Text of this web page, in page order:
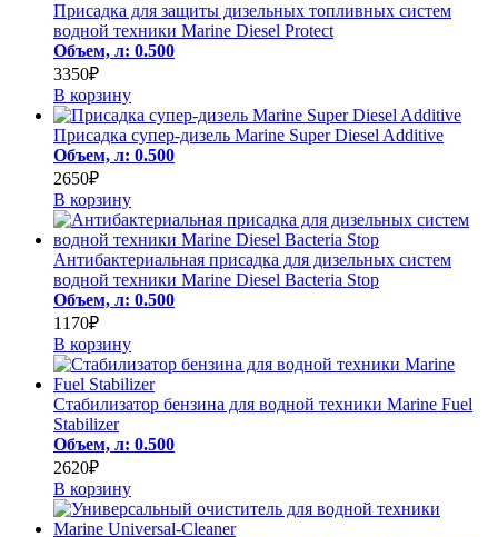
Присадка для защиты дизельных топливных систем
водной техники Marine Diesel Protect
Объем, л: 0.500
3350₽
В корзину
Присадка супер-дизель Marine Super Diesel Additive
Объем, л: 0.500
2650₽
В корзину
Антибактериальная присадка для дизельных систем
водной техники Marine Diesel Bacteria Stop
Объем, л: 0.500
1170₽
В корзину
Стабилизатор бензина для водной техники Marine Fuel
Stabilizer
Объем, л: 0.500
2620₽
В корзину